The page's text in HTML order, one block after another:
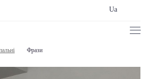
Ua
Фрази